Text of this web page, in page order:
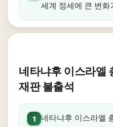
세계 정세에 큰 변화
네타냐후 이스라엘
재판 불출석
1
네타냐후 이스라엘